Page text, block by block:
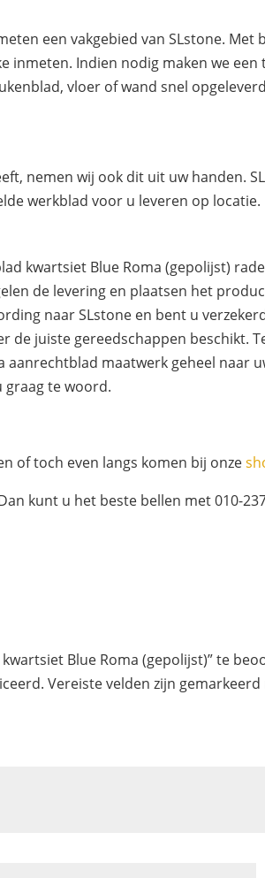
een vakgebied van SLstone.
inmeten. Indien nodig maken we
vloer of wand snel
nemen wij ook dit uit uw handen.
werkblad voor u leveren op locatie.
kwartsiet Blue Roma (gepolijst)
de levering en plaatsen het
naar SLstone en bent u
de juiste gereedschappen beschikt.
aanrechtblad maatwerk geheel naar
graag te woord.
of toch even langs komen bij onze
kunt u het beste bellen met 010-
Blue Roma (gepolijst)” te
Vereiste velden zijn